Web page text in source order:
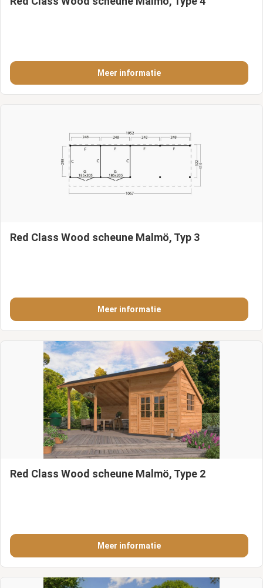
Meer informatie
Red Class Wood scheune Malmö, Typ 3
Meer informatie
Red Class Wood scheune Malmö, Type 2
Meer informatie